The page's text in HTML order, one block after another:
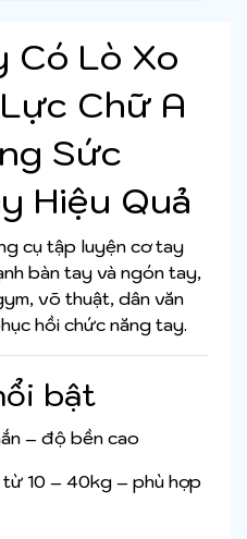
Có Lò Xo
Chữ A
Sức
Hiệu Quả
cụ tập luyện cơ tay
bàn tay và ngón tay,
võ thuật, dân văn
hồi chức năng tay.
bật
– độ bền cao
10 – 40kg – phù hợp